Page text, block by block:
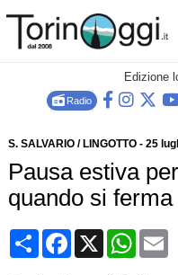
Edizione
Radio
S. SALVARIO / LINGOTTO- 25
Pausa estiva
quando si
CondividiFacebook
X